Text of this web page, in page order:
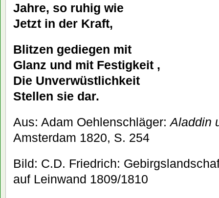
Jahre, so ruhig wie
Jetzt in der Kraft,
Blitzen gediegen mit
Glanz und mit Festigkeit ,
Die Unverwüstlichkeit
Stellen sie dar.
Aus: Adam Oehlenschläger:Aladdin
Amsterdam 1820, S. 254
Bild: C.D. Friedrich:
auf Leinwand 1809/1810